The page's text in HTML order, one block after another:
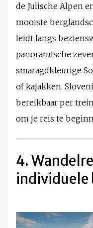
de Julische Alpen
mooiste
leidt langs
panoramische
smaragdkleurige
of kajakken.
bereikbaar per
om je reis te
4.
individuele